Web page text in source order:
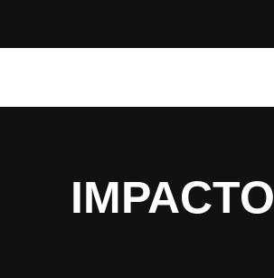
IMPACTO